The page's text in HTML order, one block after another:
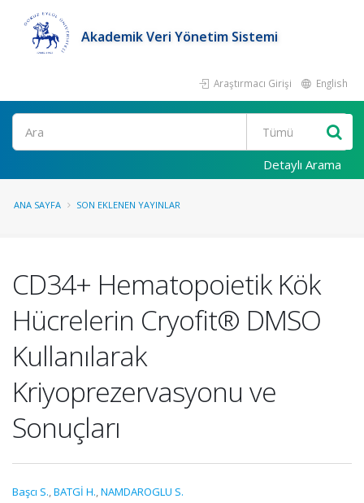
Akademik Veri Yönetim Sistemi
Araştırmacı Girişi English
Ara
Detaylı Arama
ANA SAYFA SON EKLENEN YAYINLAR
CD34+ Hematopoietik Kök
Hücrelerin Cryofit® DMSO
Kullanılarak
Kriyoprezervasyonu ve
Sonuçları
Başcı S.,BATGİ H.,NAMDAROGLU S.